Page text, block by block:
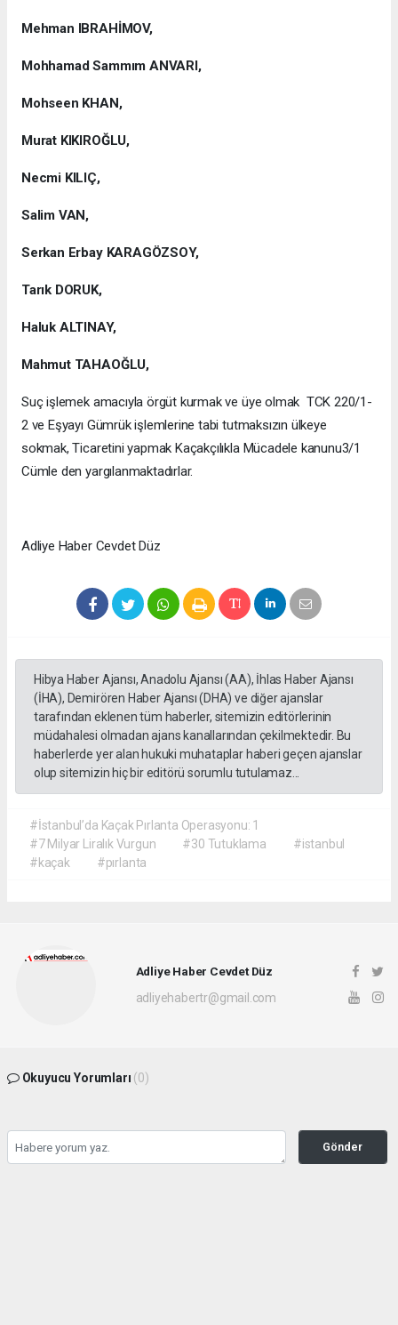
Mehman IBRAHİMOV,
Mohhamad Sammım ANVARI,
Mohseen KHAN,
Murat KIKIROĞLU,
Necmi KILIÇ,
Salim VAN,
Serkan Erbay KARAGÖZSOY,
Tarık DORUK,
Haluk ALTINAY,
Mahmut TAHAOĞLU,
Suç işlemek amacıyla örgüt kurmak ve üye olmak TCK 220/1-
2 ve Eşyayı Gümrük işlemlerine tabi tutmaksızın ülkeye
sokmak, Ticaretini yapmak Kaçakçılıkla Mücadele kanunu3/1
Cümle den yargılanmaktadırlar.
Adliye Haber Cevdet Düz
Hibya Haber Ajansı, Anadolu Ajansı (AA), İhlas Haber Ajansı
(İHA), Demirören Haber Ajansı (DHA) ve diğer ajanslar
tarafından eklenen tüm haberler, sitemizin editörlerinin
müdahalesi olmadan ajans kanallarından çekilmektedir. Bu
haberlerde yer alan hukuki muhataplar haberi geçen ajanslar
olup sitemizin hiç bir editörü sorumlu tutulamaz...
#İstanbul’da Kaçak Pırlanta Operasyonu: 1
#7 Milyar Liralık Vurgun
#30 Tutuklama
#istanbul
#kaçak
#pırlanta
Adliye Haber Cevdet Düz
adliyehabertr@gmail.com
Okuyucu Yorumları (0)
Gönder